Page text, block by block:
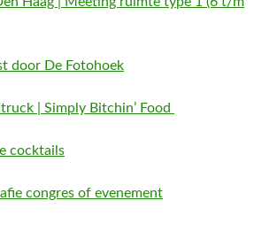
door De Fotohoek
| Simply Bitchin’ Food
cocktails
congres of evenement